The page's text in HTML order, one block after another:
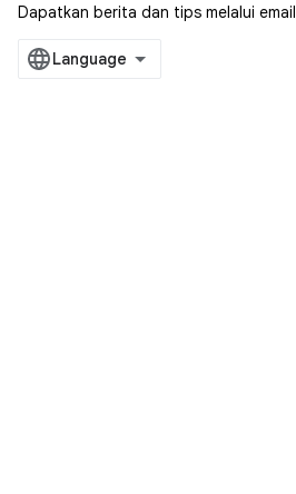
Dapatkan berita dan tips melalui email